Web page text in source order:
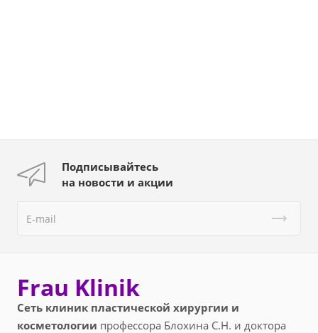
Подписывайтесь
на новости и акции
Frau Klinik
Сеть клиник пластической хирургии и
косметологии профессора Блохина С.Н. и доктора